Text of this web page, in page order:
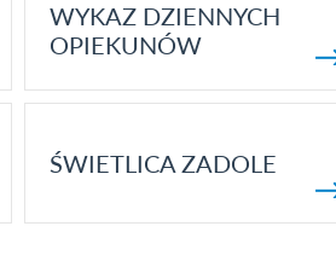
WYKAZ DZIENNYCH
OPIEKUNÓW
ŚWIETLICA ZADOLE